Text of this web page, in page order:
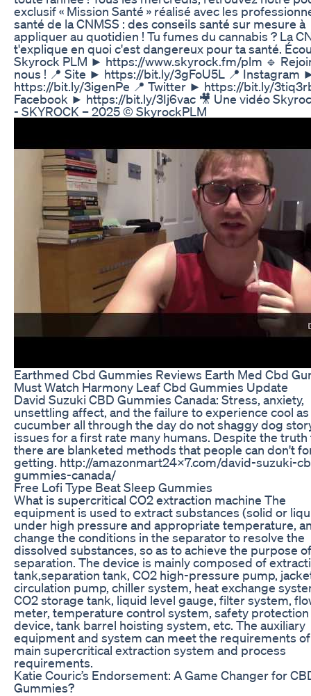
exclusif « Mission Santé » réalisé avec les
santé de la CNMSS : des conseils santé sur mesure à
appliquer au quotidien ! Tu fumes du cannabis ? La
t'explique en quoi c'est dangereux pour ta santé.
Skyrock PLM ► https://www.skyrock.fm/plm 🔹
nous ! 📍 Site ► https://bit.ly/3gFoU5L 📍 Instagram
https://bit.ly/3igenPe 📍 Twitter ► https://bit.ly/
Facebook ► https://bit.ly/3Ij6vac 🎥 Une vidéo
- SKYROCK – 2025 © SkyrockPLM
Earthmed Cbd Gummies Reviews Earth Med Cbd
Must Watch Harmony Leaf Cbd Gummies Update
David Suzuki CBD Gummies Canada: Stress, anxiety,
unsettling affect, and the failure to experience cool as
cucumber all through the day do not shaggy dog
issues for a first rate many humans. Despite the truth
there are blanketed methods that people can don't
getting. http://amazonmart24x7.com/david-suzuki-
gummies-canada/
Free Lofi Type Beat Sleep Gummies
What is supercritical CO2 extraction machine The
equipment is used to extract substances (solid or
under high pressure and appropriate temperature,
change the conditions in the separator to resolve the
dissolved substances, so as to achieve the purpose of
separation. The device is mainly composed of
tank,separation tank, CO2 high-pressure pump,
circulation pump, chiller system, heat exchange
CO2 storage tank, liquid level gauge, filter system,
meter, temperature control system, safety protection
device, tank barrel hoisting system, etc. The auxiliary
equipment and system can meet the requirements
main supercritical extraction system and process
requirements.
Katie Couric’s Endorsement: A Game Changer for
Gummies?